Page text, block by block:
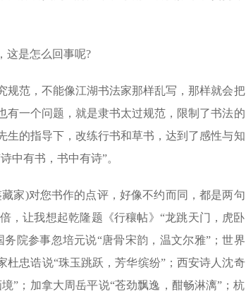
是怎么回事呢?
范，不能像江湖书法家那样乱写，那样就会把
一个问题，就是隶书太过规范，限制了书法的
的指导下，改练行书和草书，达到了感性与知
中有书，书中有诗”。
)对您书作的点评，好像不约而同，都是两句
，让我想起乾隆题《行穰帖》“龙跳天门，虎卧
院参事忽培元说“唐骨宋韵，温文尔雅”；世界
忠诰说“珠玉跳跃，芳华缤纷”；西安诗人沈奇
”；加拿大周岳平说“苍劲飘逸，酣畅淋漓”；杭